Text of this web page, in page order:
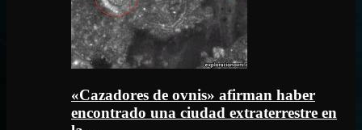
«Cazadores de ovnis» afirman haber
encontrado una ciudad extraterrestre en